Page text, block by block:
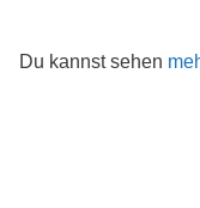
Du kannst sehen